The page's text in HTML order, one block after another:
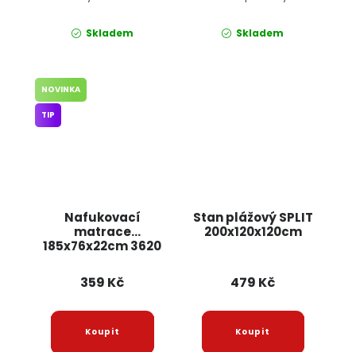
Skladem Skladem
Nafukovací
matrace
185x76x22cm 3620
NOVINKA
TIP
359 Kč
Stan plážový SPLIT
200x120x120cm
479 Kč